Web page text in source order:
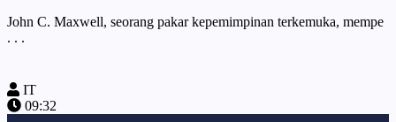
John C. Maxwell, seorang pakar kepemimpinan terkemuka, mempe
. . .
IT
09:32